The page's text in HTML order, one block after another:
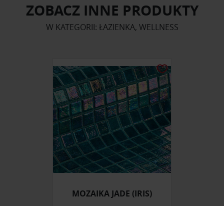
ZOBACZ INNE PRODUKTY
W KATEGORII: ŁAZIENKA, WELLNESS
MOZAIKA JADE (IRIS)